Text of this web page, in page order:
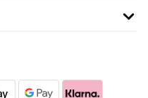
GECONTROLEERDE BEOORDELING